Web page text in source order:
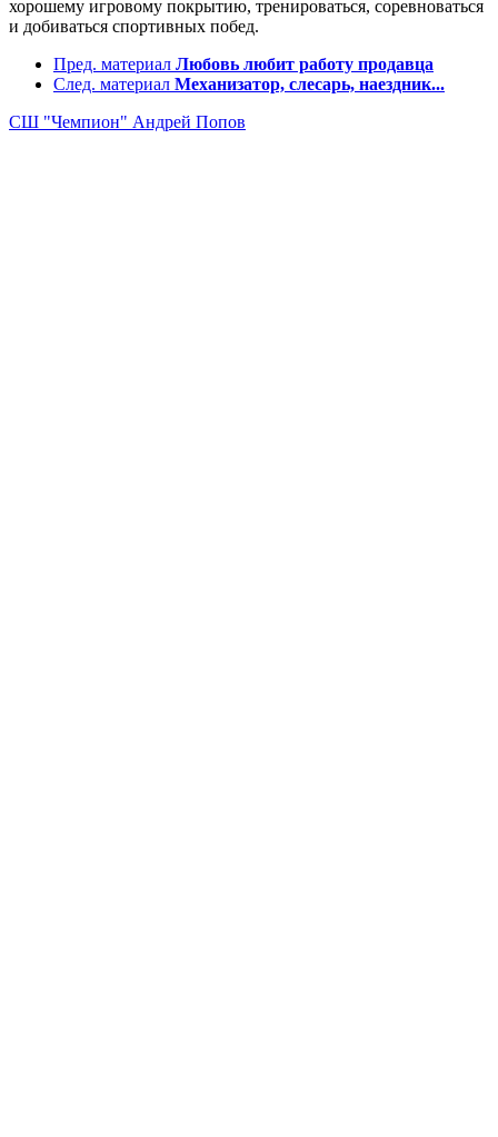
хорошему игровому покрытию, тренироваться, соревноваться
и добиваться спортивных побед.
Пред. материал Любовь любит работу продавца
След. материал Механизатор, слесарь, наездник...
СШ "Чемпион" Андрей Попов